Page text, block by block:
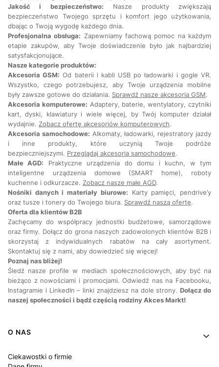
Jakość i bezpieczeństwo: Nasze produkty zwiększają
bezpieczeństwo Twojego sprzętu i komfort jego użytkowania,
dbając o Twoją wygodę każdego dnia.
Profesjonalna obsługa: Zapewniamy fachową pomoc na każdym
etapie zakupów, aby Twoje doświadczenie było jak najbardziej
satysfakcjonujące.
Nasze kategorie produktów:
Akcesoria GSM: Od baterii i kabli USB po ładowarki i gogle VR.
Wszystko, czego potrzebujesz, aby Twoje urządzenia mobilne
były zawsze gotowe do działania. Sprawdź nasze akcesoria GSM.
Akcesoria komputerowe: Adaptery, baterie, wentylatory, czytniki
kart, dyski, klawiatury i wiele więcej, by Twój komputer działał
wydajnie. Zobacz ofertę akcesoriów komputerowych.
Akcesoria samochodowe: Alkomaty, ładowarki, rejestratory jazdy
i inne produkty, które uczynią Twoje podróże
bezpieczniejszymi. Przeglądaj akcesoria samochodowe.
Małe AGD: Praktyczne urządzenia do domu i kuchn, w tym
inteligentne urządzenia domowe (SMART home), roboty
kuchenne i odkurzacze. Zobacz nasze małe AGD.
Nośniki danych i materiały biurowe: Karty pamięci, pendrive’y
oraz tusze i tonery do Twojego biura. Sprawdź naszą ofertę.
Oferta dla klientów B2B
Zachęcamy do współpracy jednostki budżetowe, samorządowe
oraz firmy. Dołącz do grona naszych zadowolonych klientów B2B i
skorzystaj z indywidualnych rabatów na cały asortyment.
Skontaktuj się z nami, aby dowiedzieć się więcej!
Poznaj nas bliżej!
Śledź nasze profile w mediach społecznościowych, aby być na
bieżąco z nowościami i promocjami. Odwiedź nas na Facebooku,
Instagramie i LinkedIn – linki znajdziesz na dole strony.Dołącz do
naszej społeczności i bądź częścią rodziny Akces Markt!
Linki w stopce
O NAS
Ciekawostki o firmie